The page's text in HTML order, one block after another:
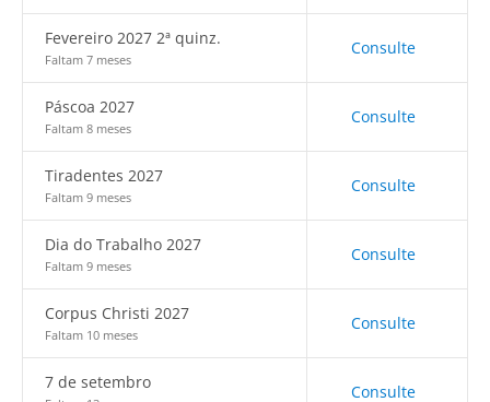
Fevereiro 2027 2ª quinz.
Faltam 7 meses
Consulte
Páscoa 2027
Faltam 8 meses
Consulte
Tiradentes 2027
Faltam 9 meses
Consulte
Dia do Trabalho 2027
Faltam 9 meses
Consulte
Corpus Christi 2027
Faltam 10 meses
Consulte
7 de setembro Consulte